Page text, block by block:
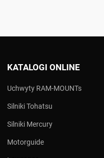
KATALOGI ONLINE
Uchwyty RAM-MOUNTs
Silniki Tohatsu
Silniki Mercury
Motorguide